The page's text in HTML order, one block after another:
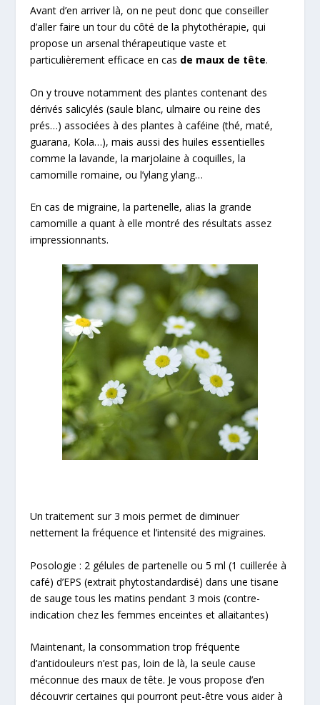
Avant d’en arriver là, on ne peut donc que conseiller
d’aller faire un tour du côté de la phytothérapie, qui
propose un arsenal thérapeutique vaste et
particulièrement efficace en cas de maux de tête.
On y trouve notamment des plantes contenant des
dérivés salicylés (saule blanc, ulmaire ou reine des
prés…) associées à des plantes à caféine (thé, maté,
guarana, Kola…), mais aussi des huiles essentielles
comme lalavande, lamarjolaine à coquilles, la
camomille romaine, oul’ylang ylang…
En cas de migraine, lapartenelle,alias la grande
camomille a quant à elle montré des résultats assez
impressionnants.
Un traitement sur 3 mois permet de diminuer
nettement la fréquence et l’intensité des migraines.
Posologie: 2 gélules de partenelle ou 5 ml (1 cuillerée à
café) d’EPS (extrait phytostandardisé) dans une tisane
de sauge tous les matins pendant 3 mois (contre-
indication chez les femmes enceintes et allaitantes)
Maintenant, la consommation trop fréquente
d’antidouleurs n’est pas, loin de là, la seule cause
méconnue des maux de tête. Je vous propose d’en
découvrir certaines qui pourront peut-être vous aider à